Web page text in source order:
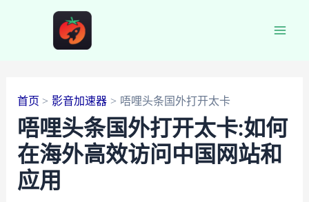
首页 影音加速器 唔哩头条国外打开太卡
唔哩头条国外打开太卡:如何
在海外高效访问中国网站和
应用